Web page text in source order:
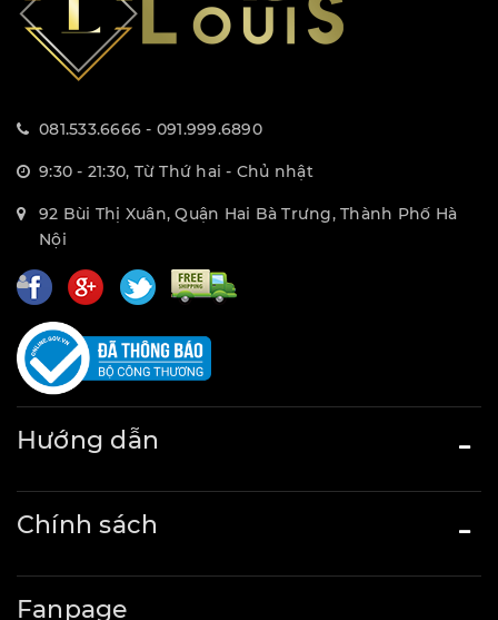
081.533.6666 - 091.999.6890
9:30 - 21:30, Từ Thứ hai - Chủ nhật
92 Bùi Thị Xuân, Quận Hai Bà Trưng, Thành Phố Hà
Nội
Hướng dẫn
Chính sách
Fanpage